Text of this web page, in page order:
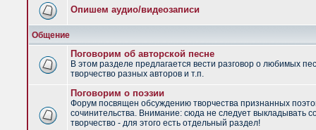
Опишем аудио/видеозаписи
Общение
Поговорим об авторской песне
В этом разделе предлагается вести разговор о любимых
творчество разных авторов и т.п.
Поговорим о поэзии
Форум посвящен обсуждению творчества признанных
сочинительства. Внимание: сюда не следует выкладывать
творчество - для этого есть отдельный раздел!